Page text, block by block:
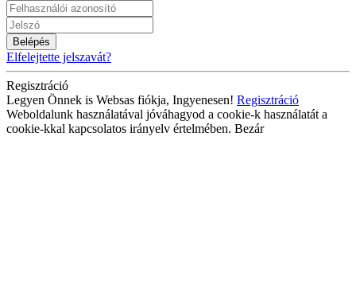
Belépés
Elfelejtette jelszavát?
Regisztráció
Legyen Önnek is Websas fiókja, Ingyenesen! Regisztráció
Weboldalunk használatával jóváhagyod a cookie-k használatát a
cookie-kkal kapcsolatos irányelv értelmében. Bezár